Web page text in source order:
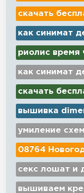
скачать
как синимат
риолис время
как синимат
скачать
вышивка
умиление
08764
секс лошат и
вышиваем